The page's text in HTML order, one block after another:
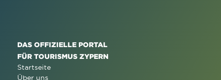
DAS OFFIZIELLE PORTAL
FÜR TOURISMUS ZYPERN
Startseite
Über uns